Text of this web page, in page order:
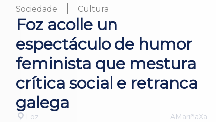
Sociedade | Cultura
Foz acolle un
espectáculo de humor
feminista que mestura
crítica social e retranca
galega
Foz AMariñaXa